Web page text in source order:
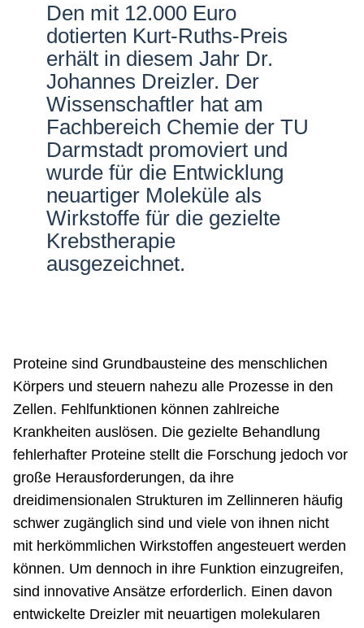
Den mit 12.000 Euro
dotierten Kurt-Ruths-Preis
erhält in diesem Jahr Dr.
Johannes Dreizler. Der
Wissenschaftler hat am
Fachbereich Chemie der TU
Darmstadt promoviert und
wurde für die Entwicklung
neuartiger Moleküle als
Wirkstoffe für die gezielte
Krebstherapie
ausgezeichnet.
Proteine sind Grundbausteine des menschlichen
Körpers und steuern nahezu alle Prozesse in den
Zellen. Fehlfunktionen können zahlreiche
Krankheiten auslösen. Die gezielte Behandlung
fehlerhafter Proteine stellt die Forschung jedoch vor
große Herausforderungen, da ihre
dreidimensionalen Strukturen im Zellinneren häufig
schwer zugänglich sind und viele von ihnen nicht
mit herkömmlichen Wirkstoffen angesteuert werden
können. Um dennoch in ihre Funktion einzugreifen,
sind innovative Ansätze erforderlich. Einen davon
entwickelte Dreizler mit neuartigen molekularen